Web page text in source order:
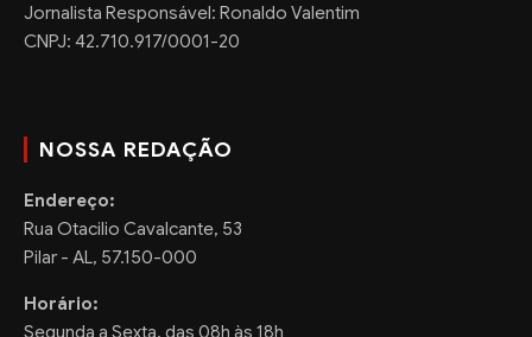
Jornalista Responsável: Ronaldo Valentim
CNPJ: 42.710.917/0001-20
NOSSA REDAÇÃO
Endereço:
Rua Otacilio Cavalcante, 53
Pilar - AL, 57.150-000
Horário:
Segunda a Sexta, das 08h às 18h